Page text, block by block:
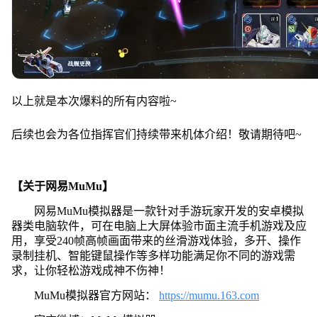
以上就是本次爆料的所有内容啦~
后续也会为各位指挥官们持续带来机体介绍！敬请期待吧~
【关于网易MuMu】
网易MuMu模拟器是一款针对手游玩家开发的安卓模拟
器类电脑软件，可在电脑上大屏体验市面主流手机游戏及应
用，享受240帧高帧画面带来的丝滑游戏体验，多开、操作
录制挂机、智能键鼠操作等多样功能满足你不同的游戏需
求，让你轻松游戏成神不伤神！
MuMu模拟器官方网站： https://mumu.163.com